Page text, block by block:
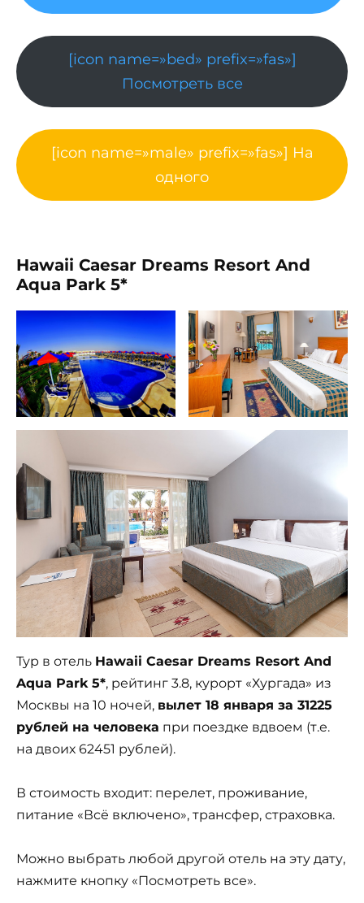
[icon name=»bed» prefix=»fas»]
Посмотреть все
[icon name=»male» prefix=»fas»] На
одного
Hawaii Caesar Dreams Resort And
Aqua Park 5*
Тур в отель Hawaii Caesar Dreams Resort And
Aqua Park 5*, рейтинг 3.8, курорт «Хургада» из
Москвы на 10 ночей, вылет 18 января за 31225
рублей на человека при поездке вдвоем (т.е.
на двоих 62451 рублей).
В стоимость входит: перелет, проживание,
питание «Всё включено», трансфер, страховка.
Можно выбрать любой другой отель на эту дату,
нажмите кнопку «Посмотреть все».